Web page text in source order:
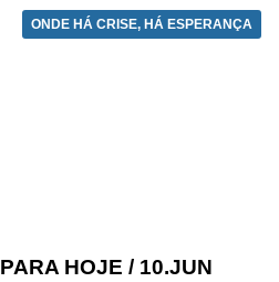
ONDE HÁ CRISE, HÁ ESPERANÇA
PARA HOJE / 10.JUN